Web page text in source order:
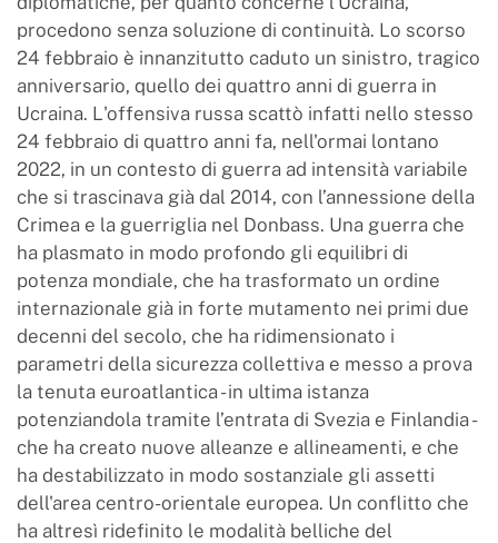
procedono senza soluzione di continuità. Lo scorso
24 febbraio è innanzitutto caduto un sinistro, tragico
anniversario, quello dei quattro anni di guerra in
Ucraina. L'offensiva russa scattò infatti nello stesso
24 febbraio di quattro anni fa, nell'ormai lontano
2022, in un contesto di guerra ad intensità variabile
che si trascinava già dal 2014, con l’annessione della
Crimea e la guerriglia nel Donbass. Una guerra che
ha plasmato in modo profondo gli equilibri di
potenza mondiale, che ha trasformato un ordine
internazionale già in forte mutamento nei primi due
decenni del secolo, che ha ridimensionato i
parametri della sicurezza collettiva e messo a prova
la tenuta euroatlantica - in ultima istanza
potenziandola tramite l’entrata di Svezia e Finlandia -
che ha creato nuove alleanze e allineamenti, e che
ha destabilizzato in modo sostanziale gli assetti
dell'area centro-orientale europea. Un conflitto che
ha altresì ridefinito le modalità belliche del